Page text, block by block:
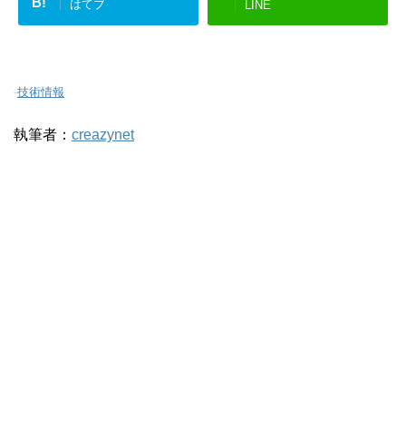
はてブ LINE
-技術情報
執筆者： creazynet